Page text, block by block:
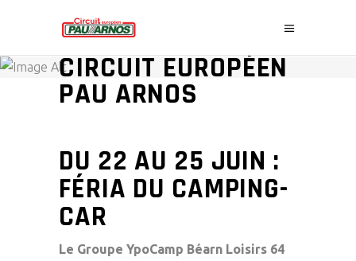
ACTUALITÉS
CIRCUIT EUROPÉEN
PAU ARNOS
DU 22 AU 25 JUIN :
FÉRIA DU CAMPING-
CAR
Le Groupe YpoCamp Béarn Loisirs 64